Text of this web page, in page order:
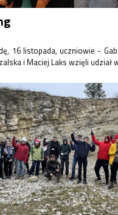
16 listopada, uczniowie -
i Maciej Laks wzięli